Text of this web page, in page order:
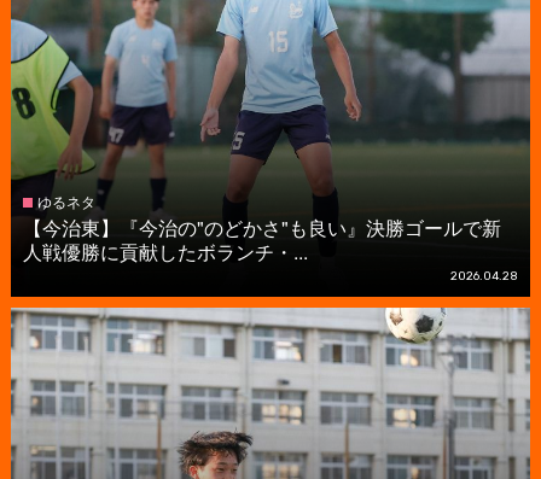
ゆるネタ
【今治東】『今治の"のどかさ"も良い』決勝ゴールで新
人戦優勝に貢献したボランチ・...
2026.04.28